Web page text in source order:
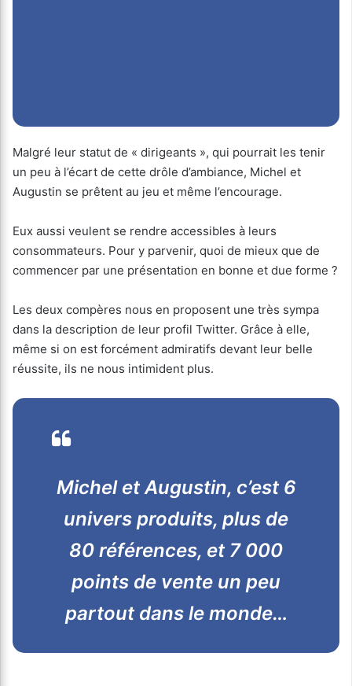
Malgré leur statut de « dirigeants », qui pourrait les tenir
un peu à l’écart de cette drôle d’ambiance, Michel et
Augustin se prêtent au jeu et même l’encourage.
Eux aussi veulent se rendre accessibles à leurs
consommateurs. Pour y parvenir, quoi de mieux que de
commencer par une présentation en bonne et due forme ?
Les deux compères nous en proposent une très sympa
dans la description de leur profil Twitter. Grâce à elle,
même si on est forcément admiratifs devant leur belle
réussite, ils ne nous intimident plus.
Michel et Augustin, c’est 6
univers produits, plus de
80 références, et 7 000
points de vente un peu
partout dans le monde…